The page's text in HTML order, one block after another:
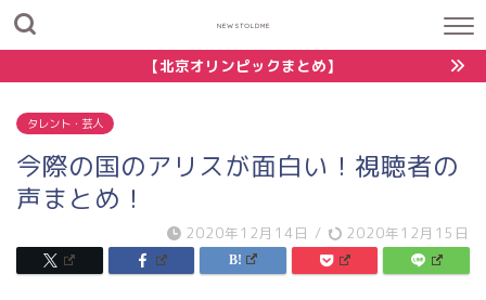
NEWSTOLDME
【北京オリンピックまとめ】
タレント・芸人
今際の国のアリスが面白い！視聴者の
声まとめ！
2020年12月14日 / 2020年12月15日